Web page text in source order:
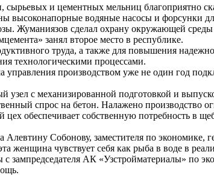
и цементных мельниц благоприятно
высоконапорные водяные насосы и форсунки
Жуманиязов сделал охрану окружающей
занял второе место в республике.
труда, а также для повышения
технологическими процессами.
управления производством уже не один год
узел с механизированной подготовкой и
спрос на бетон. Налажено производство
обеспечивает собственную потребность в
Алевтину Собонову, заместителя по
женщина чувствует себя как рыба в воде в
с зампредседателя АК «Узстройматериалы» по